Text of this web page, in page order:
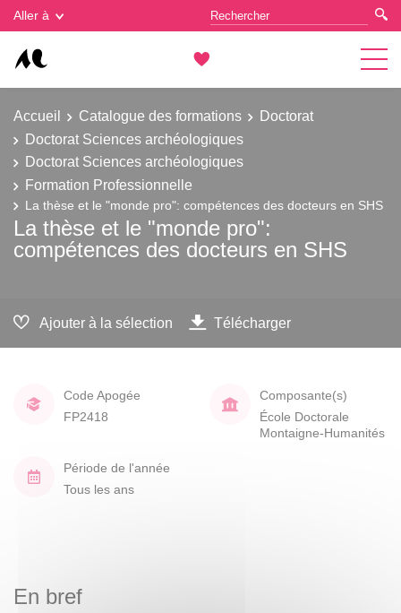
Aller à
Accueil Catalogue des formations
Doctorat
Doctorat Sciences archéologiques
Doctorat Sciences archéologiques
Formation Professionnelle
La thèse et le "monde pro": compétences des docteurs en SHS
La thèse et le "monde pro":
compétences des docteurs en SHS
Ajouter à la sélection Télécharger
Code Apogée
FP2418
Composante(s)
École Doctorale
Montaigne-Humanités
Période de l'année
Tous les ans
En bref
Gestion des cookies